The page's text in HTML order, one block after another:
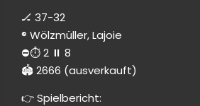
🏒 37-32
®️ Wölzmüller, Lajoie
⛔️⏱️ 2 ⏸️ 8
🏟 2666 (ausverkauft)
👉 Spielbericht: